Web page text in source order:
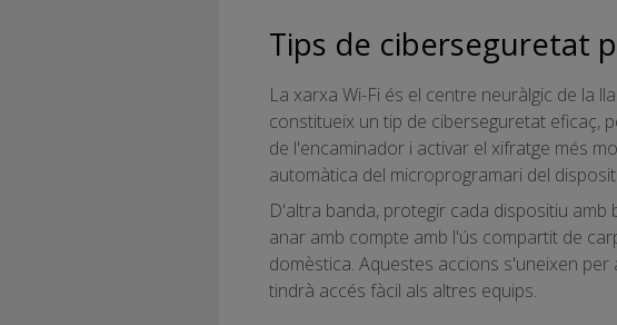
Tips de ciberseguretat
La xarxa Wi-Fi és el centre neuràlgic de la
constitueix un tip de ciberseguretat eficaç,
de l'encaminador i activar el xifratge més
automàtica del microprogramari del
D'altra banda, protegir cada dispositiu
anar amb compte amb l'ús compartit de
domèstica. Aquestes accions s'uneixen
tindrà accés fàcil als altres equips.